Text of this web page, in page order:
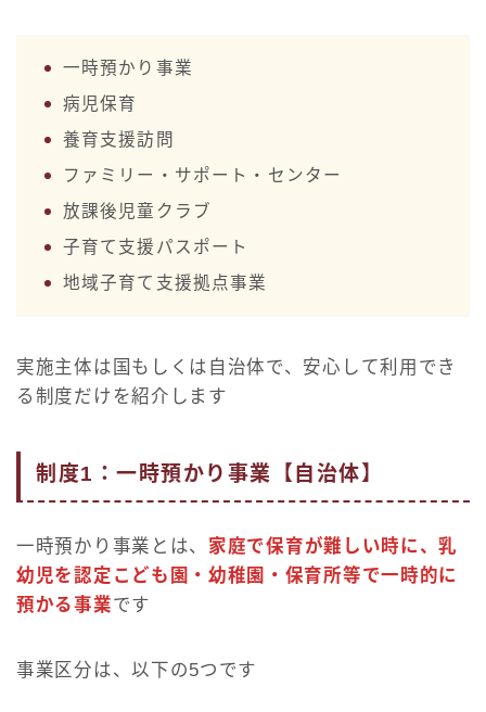
一時預かり事業
病児保育
養育支援訪問
ファミリー・サポート・センター
放課後児童クラブ
子育て支援パスポート
地域子育て支援拠点事業
実施主体は国もしくは自治体で、安心して利用でき
る制度だけを紹介します
制度1：一時預かり事業【自治体】
一時預かり事業とは、 家庭で保育が難しい時に、乳
幼児を認定こども園・幼稚園・保育所等で一時的に
預かる事業です
事業区分は、以下の5つです